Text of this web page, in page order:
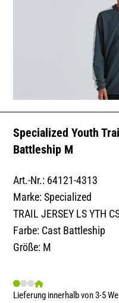
Specialized Youth
Battleship M
Art.-Nr.: 64121-4313
Marke: Specialized
TRAIL JERSEY LS YTH
Farbe: Cast Battleship
Größe: M
Lieferung innerhalb von 3-5